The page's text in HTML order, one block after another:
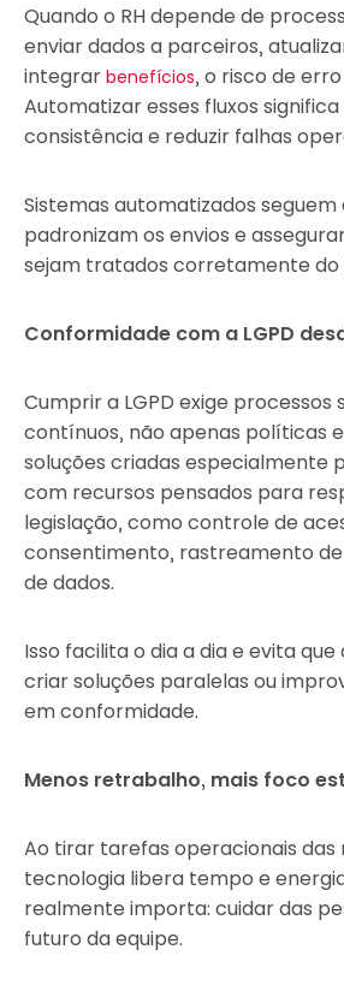
Quando o RH depende de
enviar dados a parceiros,
integrar benefícios, o risco de
Automatizar esses fluxos
consistência e reduzir falhas
Sistemas automatizados
padronizam os envios e
sejam tratados corretamente do
Conformidade com a LGPD
Cumprir a LGPD exige processos
contínuos, não apenas políticas
soluções criadas especialmente
com recursos pensados para
legislação, como controle de
consentimento, rastreamento
de dados.
Isso facilita o dia a dia e evita
criar soluções paralelas ou
em conformidade.
Menos retrabalho, mais foco
Ao tirar tarefas operacionais das
tecnologia libera tempo e
realmente importa: cuidar das
futuro da equipe.